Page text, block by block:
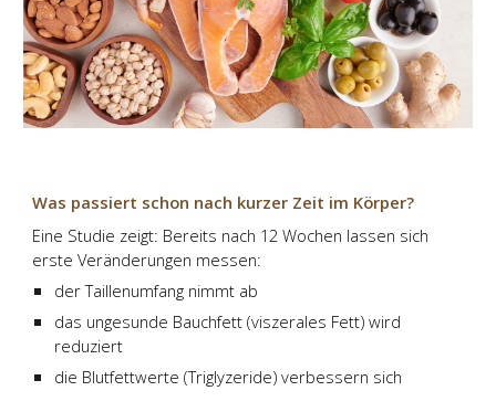
Was passiert schon nach kurzer Zeit im Körper?
Eine Studie zeigt: Bereits nach 12 Wochen lassen sich
erste Veränderungen messen:
der Taillenumfang nimmt ab
das ungesunde Bauchfett (viszerales Fett) wird
reduziert
die Blutfettwerte (Triglyzeride) verbessern sich